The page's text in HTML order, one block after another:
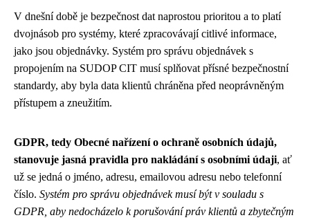
V dnešní době je bezpečnost dat naprostou prioritou a to platí
dvojnásob pro systémy, které zpracovávají citlivé informace,
jako jsou objednávky. Systém pro správu objednávek s
propojením na SUDOP CIT musí splňovat přísné bezpečnostní
standardy, aby byla data klientů chráněna před neoprávněným
přístupem a zneužitím.
GDPR, tedy Obecné nařízení o ochraně osobních údajů,
stanovuje jasná pravidla pro nakládání s osobními údaji, ať
už se jedná o jméno, adresu, emailovou adresu nebo telefonní
číslo. Systém pro správu objednávek musí být v souladu s
GDPR, aby nedocházelo k porušování práv klientů a zbytečným